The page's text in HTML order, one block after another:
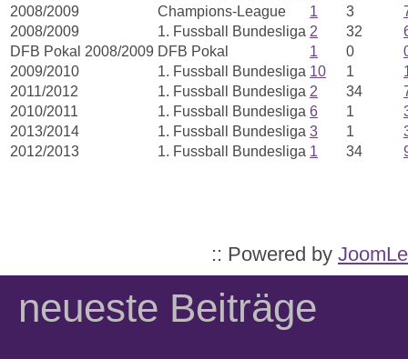
2008/2009
Champions-League 1 3
2008/2009
1. Fussball Bundesliga 2 32
DFB Pokal 2008/2009 DFB Pokal 1 0
2009/2010
1. Fussball Bundesliga 10 1
2011/2012
1. Fussball Bundesliga 2 34
2010/2011
1. Fussball Bundesliga 6 1
2013/2014
1. Fussball Bundesliga 3 1
2012/2013
1. Fussball Bundesliga 1 34
:: Powered by
neueste Beiträge